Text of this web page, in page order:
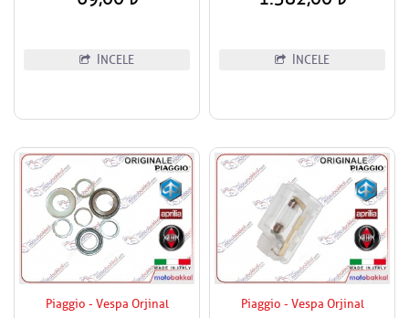
İNCELE İNCELE
Piaggio - Vespa Orjinal Piaggio - Vespa Orjinal